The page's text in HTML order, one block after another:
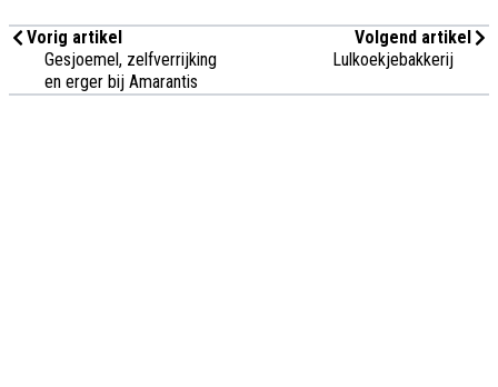
Vorig artikel
Gesjoemel, zelfverrijking
en erger bij Amarantis
Volgend artikel
Lulkoekjebakkerij